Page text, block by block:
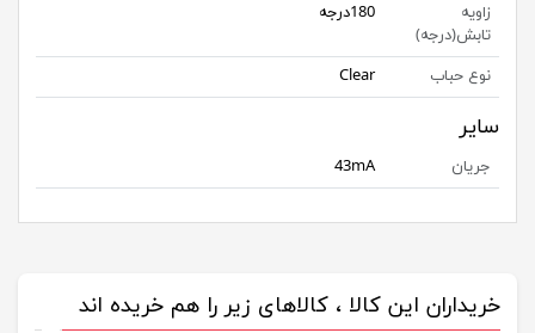
زاویه
تابش(درجه)
180درجه
نوع حباب Clear
سایر
جریان 43mA
خریداران این کالا ، کالاهای زیر را هم خریده اند